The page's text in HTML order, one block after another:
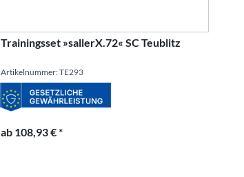
Trainingsset »sallerX.72« SC Teublitz
Artikelnummer: TE293
ab 108,93 € *